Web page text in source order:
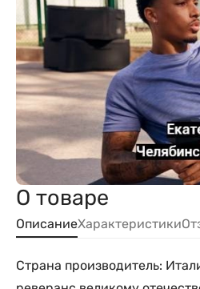
О товаре
ОписаниеХарактеристики
Страна производитель: